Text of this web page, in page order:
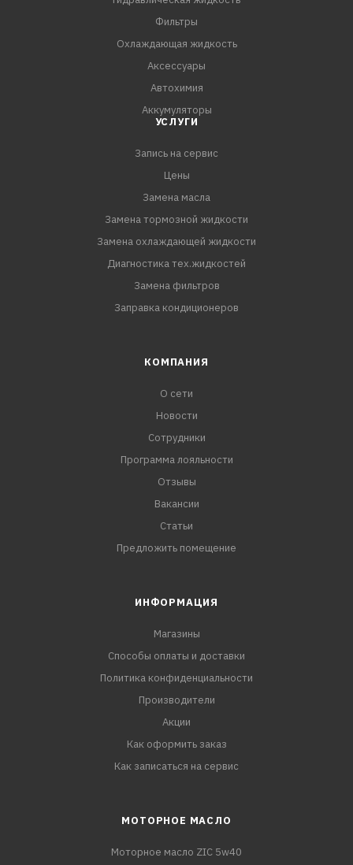
охлаждающими жидкостями сомнительного качества.
Фильтры
Охлаждающая жидкость
Аксессуары
Автохимия
Аккумуляторы
УСЛУГИ
Запись на сервис
Цены
Замена масла
Замена тормозной жидкости
Замена охлаждающей жидкости
Диагностика тех.жидкостей
Замена фильтров
Заправка кондиционеров
КОМПАНИЯ
О сети
Новости
Сотрудники
Программа лояльности
Отзывы
Вакансии
Статьи
Предложить помещение
ИНФОРМАЦИЯ
Магазины
Способы оплаты и доставки
Политика конфиденциальности
Производители
Акции
Как оформить заказ
Как записаться на сервис
МОТОРНОЕ МАСЛО
Моторное масло ZIC 5w40